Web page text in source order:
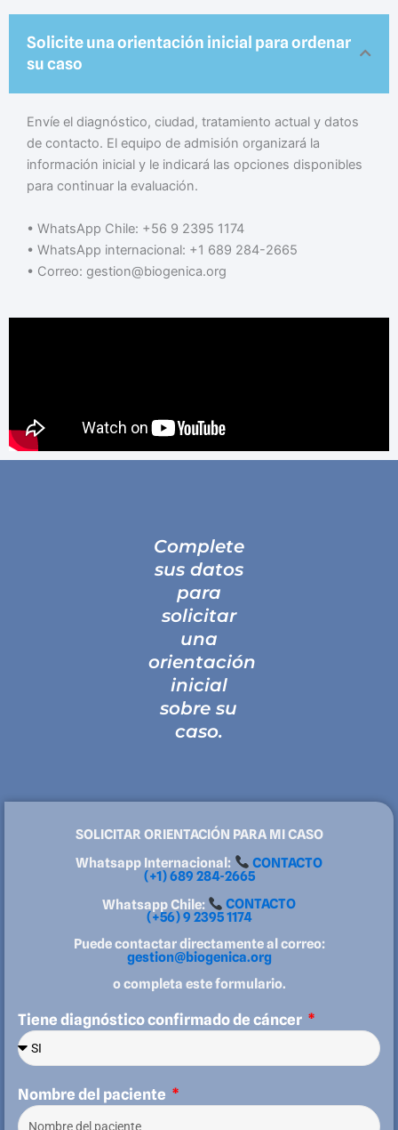
Solicite una orientación inicial para ordenar
su caso
Envíe el diagnóstico, ciudad, tratamiento actual y datos
de contacto. El equipo de admisión organizará la
información inicial y le indicará las opciones disponibles
para continuar la evaluación.
• WhatsApp Chile: +56 9 2395 1174
• WhatsApp internacional: +1 689 284-2665
• Correo: gestion@biogenica.org
Complete
sus datos
para
solicitar
una
orientación
inicial
sobre su
caso.
SOLICITAR ORIENTACIÓN PARA MI CASO
Whatsapp Internacional:
CONTACTO
(+1) 689 284-2665
Whatsapp Chile:
CONTACTO
(+56) 9 2395 1174
Puede contactar directamente al correo:
gestion@biogenica.org
o completa este formulario.
Tiene diagnóstico confirmado de cáncer
Nombre del paciente